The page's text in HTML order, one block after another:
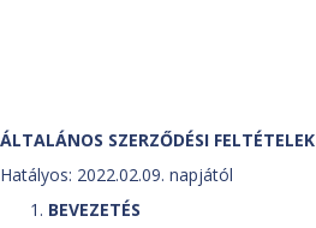
ÁLTALÁNOS SZERZŐDÉSI FELTÉTELEK
Hatályos: 2022.02.09. napjától
BEVEZETÉS